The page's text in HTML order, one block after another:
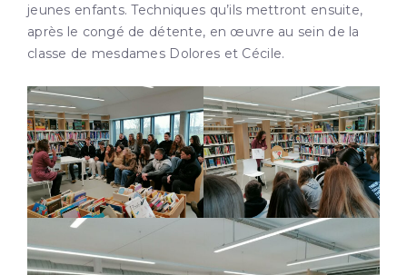
jeunes enfants. Techniques qu’ils mettront ensuite,
après le congé de détente, en œuvre au sein de la
classe de mesdames Dolores et Cécile.